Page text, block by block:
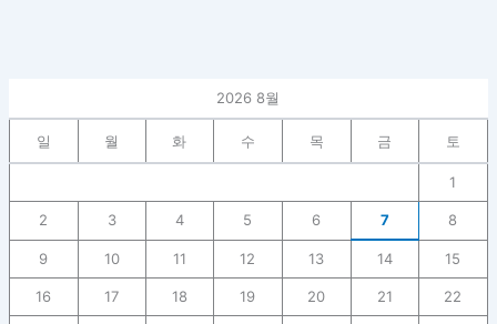
2026 8월
일 월 화 수 목 금 토
1
2 3 4 5 6 7 8
9 10 11 12 13 14 15
16 17 18 19 20 21 22